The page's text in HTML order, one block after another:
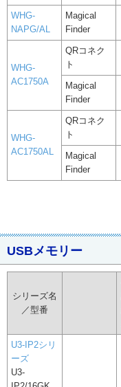
WHG-
NAPG/AL
Magical
Finder
WHG-
AC1750A
QRコネク
ト
Magical
Finder
WHG-
AC1750AL
QRコネク
ト
Magical
Finder
USBメモリー
シリーズ名
／型番
U3-IP2シリ
ーズ
U3-